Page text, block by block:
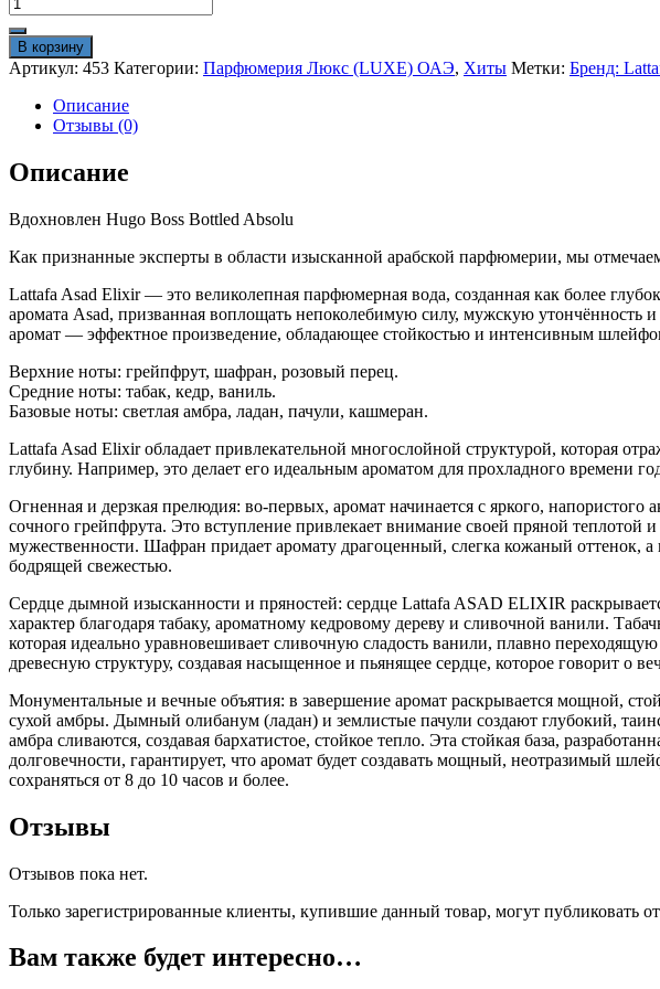
товара
Lattafa
Asad
Elixir
В корзину
Артикул: 453 Категории: Парфюмерия Люкс (LUXE) ОАЭ, Хиты Метки: Бренд:
Описание
Отзывы (0)
Описание
Вдохновлен Hugo Boss Bottled Absolu
Как признанные эксперты в области изысканной арабской парфюмерии, мы
Lattafa Asad Elixir — это великолепная парфюмерная вода, созданная как более
аромата Asad, призванная воплощать непоколебимую силу, мужскую утончённость
аромат — эффектное произведение, обладающее стойкостью и интенсивным
Верхние ноты: грейпфрут, шафран, розовый перец.
Средние ноты: табак, кедр, ваниль.
Базовые ноты: светлая амбра, ладан, пачули, кашмеран.
Lattafa Asad Elixir обладает привлекательной многослойной структурой, которая
глубину. Например, это делает его идеальным ароматом для прохладного времени
Огненная и дерзкая прелюдия: во-первых, аромат начинается с яркого, напористого
сочного грейпфрута. Это вступление привлекает внимание своей пряной теплотой и
мужественности. Шафран придает аромату драгоценный, слегка кожаный оттенок, а
бодрящей свежестью.
Сердце дымной изысканности и пряностей: сердце Lattafa ASAD ELIXIR
характер благодаря табаку, ароматному кедровому дереву и сливочной ванили.
которая идеально уравновешивает сливочную сладость ванили, плавно
древесную структуру, создавая насыщенное и пьянящее сердце, которое говорит о
Монументальные и вечные объятия: в завершение аромат раскрывается мощной,
сухой амбры. Дымный олибанум (ладан) и землистые пачули создают глубокий,
амбра сливаются, создавая бархатистое, стойкое тепло. Эта стойкая база,
долговечности, гарантирует, что аромат будет создавать мощный, неотразимый
сохраняться от 8 до 10 часов и более.
Отзывы
Отзывов пока нет.
Только зарегистрированные клиенты, купившие данный товар, могут публиковать
Вам также будет интересно…